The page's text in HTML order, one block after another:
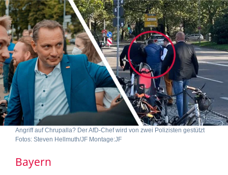
Angriff auf Chrupalla? Der AfD-Chef wird von zwei Polizisten gestützt
Fotos: Steven Hellmuth/JF Montage:JF
Bayern